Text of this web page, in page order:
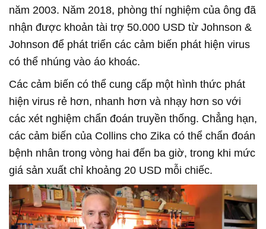
năm 2003. Năm 2018, phòng thí nghiệm của ông đã
nhận được khoản tài trợ 50.000 USD từ Johnson &
Johnson để phát triển các cảm biến phát hiện virus
có thể nhúng vào áo khoác.
Các cảm biến có thể cung cấp một hình thức phát
hiện virus rẻ hơn, nhanh hơn và nhạy hơn so với
các xét nghiệm chẩn đoán truyền thống. Chẳng hạn,
các cảm biến của Collins cho Zika có thể chẩn đoán
bệnh nhân trong vòng hai đến ba giờ, trong khi mức
giá sản xuất chỉ khoảng 20 USD mỗi chiếc.